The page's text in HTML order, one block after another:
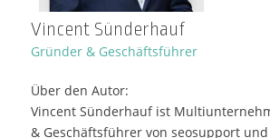
Vincent Sünderhauf
Gründer & Geschäftsführer
Über den Autor:
Vincent Sünderhauf ist
& Geschäftsführer von seosupport